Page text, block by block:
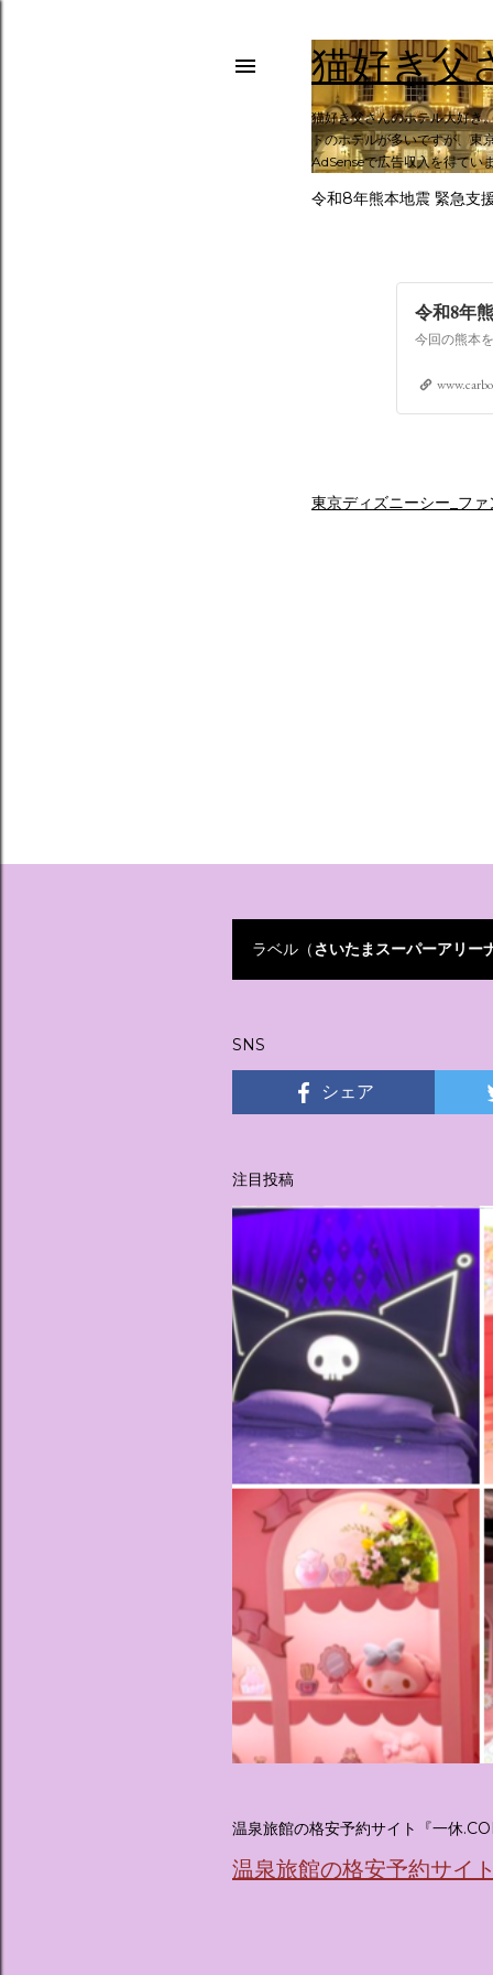
猫好き父
猫好き父さんのホテル大好き
トのホテルが多いですが、東
AdSenseで広告収入を得てい
令和8年熊本地震 緊急支
令和8年
東京ディズニーシー_フ
投ラベル（さいたまスーパーアリー
SNS
シェア
注目投稿
温泉旅館の格安予約サイト『一休
温泉旅館の格安予約サイト